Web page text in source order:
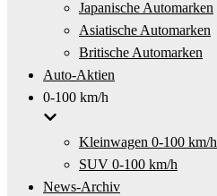
Japanische Automarken
Asiatische Automarken
Britische Automarken
Auto-Aktien
0-100 km/h
Kleinwagen 0-100 km/h
SUV 0-100 km/h
News-Archiv